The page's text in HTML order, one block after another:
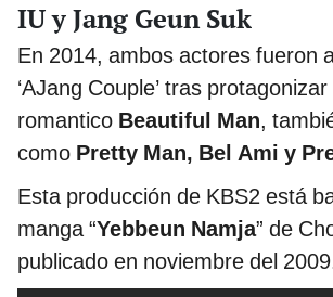
IU y Jang Geun Suk
En 2014, ambos actores fueron
‘AJang Couple’ tras
romantico Beautiful Man,
como Pretty Man, Bel Ami y
Esta producción de KBS2 está
manga “Yebbeun Namja” de
publicado en noviembre del